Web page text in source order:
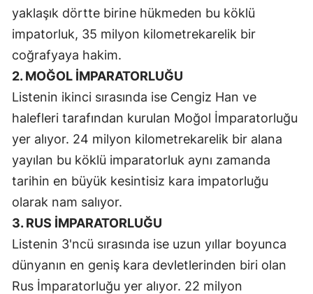
Trabzon
Tunceli
Uşak
Yozgat
Zonguldak
Bayburt
Karaman
yaklaşık dörtte birine hükmeden bu köklü
impatorluk, 35 milyon kilometrekarelik bir
coğrafyaya hakim.
2. MOĞOL İMPARATORLUĞU
Listenin ikinci sırasında ise Cengiz Han ve
halefleri tarafından kurulan Moğol İmparatorluğu
yer alıyor. 24 milyon kilometrekarelik bir alana
yayılan bu köklü imparatorluk aynı zamanda
tarihin en büyük kesintisiz kara impatorluğu
olarak nam salıyor.
3. RUS İMPARATORLUĞU
Listenin 3'ncü sırasında ise uzun yıllar boyunca
dünyanın en geniş kara devletlerinden biri olan
Rus İmparatorluğu yer alıyor. 22 milyon